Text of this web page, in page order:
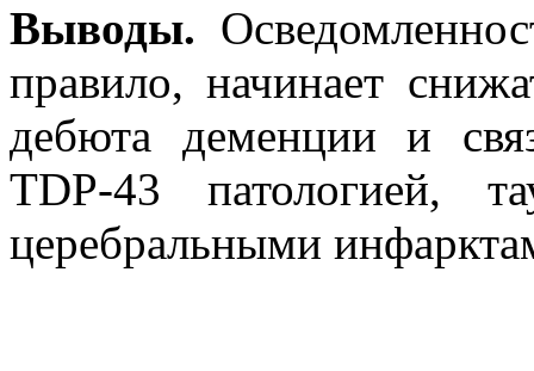
Выводы.
правило, начинает
дебюта деменции и
TDP-43 патологией,
церебральными